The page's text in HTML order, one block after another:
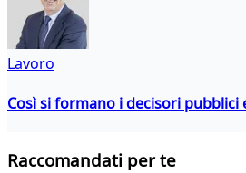
Lavoro
Così si formano i decisori pubblici
Raccomandati per te